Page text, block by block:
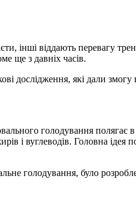
інші віддають перевагу
ще з давніх часів.
дослідження, які дали
голодування полягає
і вуглеводів. Головна
голодування, було